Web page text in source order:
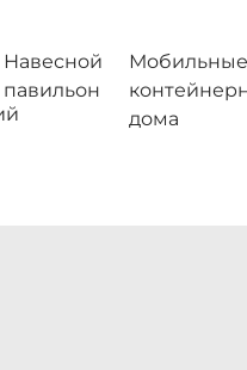
Навесной
павильон
Мобильные
дома